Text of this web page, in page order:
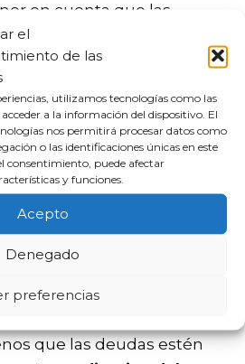
el
de las
utilizamos tecnologías como las
a la información del dispositivo. El
nos permitirá procesar datos como
o las identificaciones únicas en este
consentimiento, puede afectar
y funciones.
Acepto
Denegado
preferencias
en cuenta que las
pueden incluir
estas
que facilita su proceso.
con las
por uno
es si un cónyuge es
de separación de
que las deudas estén